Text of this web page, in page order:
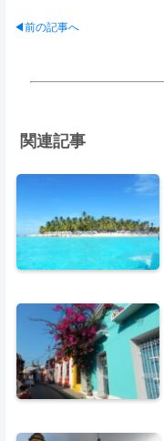
◀前の記事へ
関連記事